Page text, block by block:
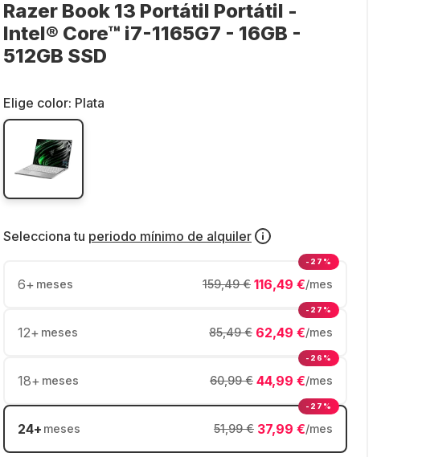
Razer Book 13 Portátil Portátil -
Intel® Core™ i7-1165G7 - 16GB -
512GB SSD
Elige color: Plata
Selecciona tu periodo mínimo de alquiler
6+ meses 116,49 €/mes
159,49 €
-27%
12+ meses 62,49 €/mes
85,49 €
-27%
18+ meses 44,99 €/mes
60,99 €
-26%
24+ meses 37,99 €/mes
51,99 €
-27%